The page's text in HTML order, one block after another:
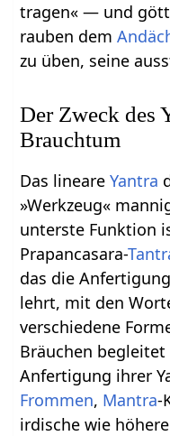
tragen« — und
rauben dem
zu üben, seine
Der Zweck des
Brauchtum
Das lineareYantra
»Werkzeug«
unterste Funktion
Prapancasara-
das die
lehrt, mit den
verschiedene
Bräuchen
Anfertigung ihrer
Frommen, Mantra-
irdische wie